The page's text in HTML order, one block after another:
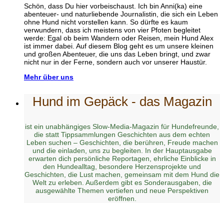
Schön, dass Du hier vorbeischaust. Ich bin Anni(ka) eine
abenteuer- und naturliebende Journalistin, die sich ein Leben
ohne Hund nicht vorstellen kann. So dürfte es kaum
verwundern, dass ich meistens von vier Pfoten begleitet
werde: Egal ob beim Wandern oder Reisen, mein Hund Alex
ist immer dabei. Auf diesem Blog geht es um unsere kleinen
und großen Abenteuer, die uns das Leben bringt, und zwar
nicht nur in der Ferne, sondern auch vor unserer Haustür.
Mehr über uns
Hund im Gepäck - das Magazin
ist ein unabhängiges Slow-Media-Magazin für Hundefreunde,
die statt Tippsammlungen Geschichten aus dem echten
Leben suchen – Geschichten, die berühren, Freude machen
und die einladen, uns zu begleiten. In der Hauptausgabe
erwarten dich persönliche Reportagen, ehrliche Einblicke in
den Hundealltag, besondere Herzensprojekte und
Geschichten, die Lust machen, gemeinsam mit dem Hund die
Welt zu erleben. Außerdem gibt es Sonderausgaben, die
ausgewählte Themen vertiefen und neue Perspektiven
eröffnen.